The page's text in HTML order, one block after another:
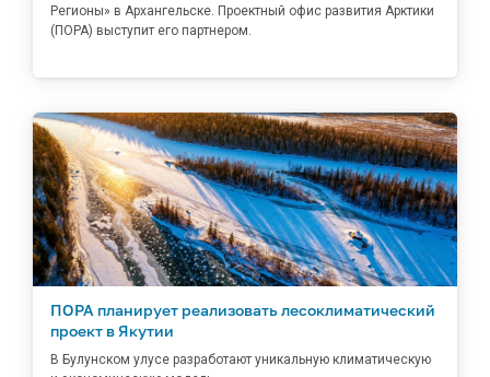
Регионы» в Архангельске. Проектный офис развития Арктики
(ПОРА) выступит его партнером.
ПОРА планирует реализовать лесоклиматический
проект в Якутии
В Булунском улусе разработают уникальную климатическую